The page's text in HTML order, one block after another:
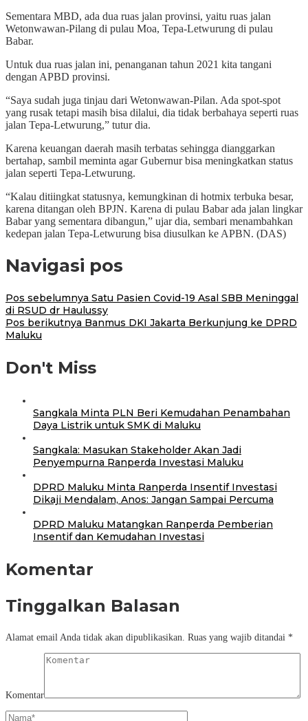
Sementara MBD, ada dua ruas jalan provinsi, yaitu ruas jalan
Wetonwawan-Pilang di pulau Moa, Tepa-Letwurung di pulau
Babar.
Untuk dua ruas jalan ini, penanganan tahun 2021 kita tangani
dengan APBD provinsi.
“Saya sudah juga tinjau dari Wetonwawan-Pilan. Ada spot-spot
yang rusak tetapi masih bisa dilalui, dia tidak berbahaya seperti ruas
jalan Tepa-Letwurung,” tutur dia.
Karena keuangan daerah masih terbatas sehingga dianggarkan
bertahap, sambil meminta agar Gubernur bisa meningkatkan status
jalan seperti Tepa-Letwurung.
“Kalau ditiingkat statusnya, kemungkinan di hotmix terbuka besar,
karena ditangan oleh BPJN. Karena di pulau Babar ada jalan lingkar
Babar yang sementara dibangun,” ujar dia, sembari menambahkan
kedepan jalan Tepa-Letwurung bisa diusulkan ke APBN. (DAS)
Navigasi pos
Pos sebelumnya Satu Pasien Covid-19 Asal SBB Meninggal
di RSUD dr Haulussy
Pos berikutnya Banmus DKI Jakarta Berkunjung ke DPRD
Maluku
Don't Miss
Sangkala Minta PLN Beri Kemudahan Penambahan
Daya Listrik untuk SMK di Maluku
Sangkala: Masukan Stakeholder Akan Jadi
Penyempurna Ranperda Investasi Maluku
DPRD Maluku Minta Ranperda Insentif Investasi
Dikaji Mendalam, Anos: Jangan Sampai Percuma
DPRD Maluku Matangkan Ranperda Pemberian
Insentif dan Kemudahan Investasi
Komentar
Tinggalkan Balasan
Alamat email Anda tidak akan dipublikasikan. Ruas yang wajib ditandai *
Komentar